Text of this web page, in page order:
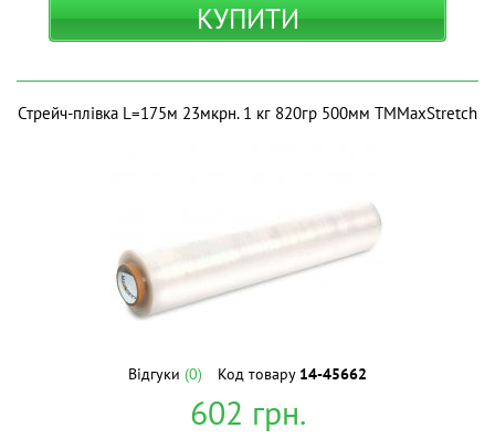
КУПИТИ
Стрейч-плівка L=175м 23мкрн. 1 кг 820гр 500мм ТМMaxStretch
Відгуки (0) Код товару 14-45662
602 грн.